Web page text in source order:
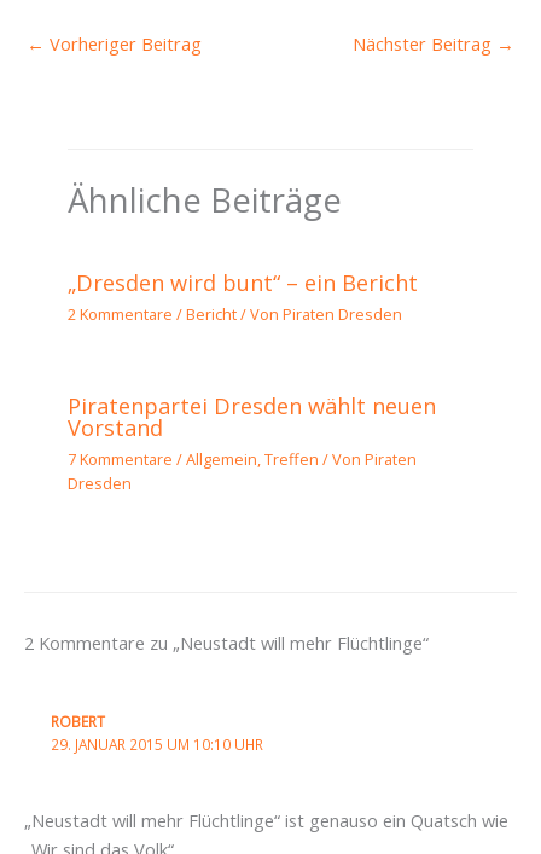
← Vorheriger Beitrag Nächster Beitrag →
Ähnliche Beiträge
„Dresden wird bunt“ – ein Bericht
2 Kommentare /Bericht/ VonPiraten Dresden
Piratenpartei Dresden wählt neuen
Vorstand
7 Kommentare /Allgemein,Treffen / VonPiraten
Dresden
2 Kommentare zu „Neustadt will mehr Flüchtlinge“
ROBERT
29. JANUAR 2015 UM 10:10 UHR
„Neustadt will mehr Flüchtlinge“ ist genauso ein Quatsch wie